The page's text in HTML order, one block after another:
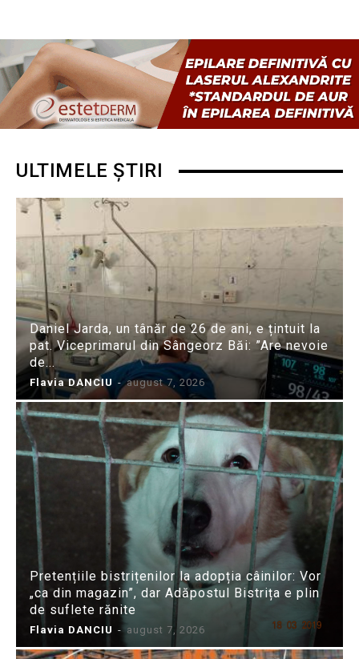
ULTIMELE ȘTIRI
Daniel Jarda, un tânăr de 26 de ani, e țintuit la
pat. Viceprimarul din Sângeorz Băi: ”Are nevoie
de...
Flavia DANCIU - august 7, 2026
Pretențiile bistrițenilor la adopția câinilor: Vor
„ca din magazin”, dar Adăpostul Bistrița e plin
de suflete rănite
Flavia DANCIU - august 7, 2026